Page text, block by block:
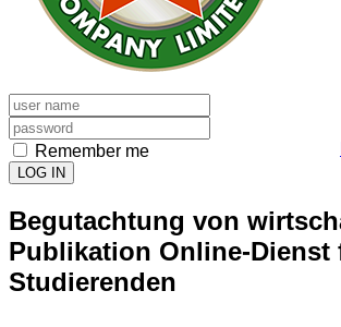
Remember me
LOG IN
Begutachtung von
Publikation Online-Dienst
Studierenden